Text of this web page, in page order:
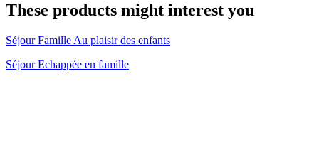
These products might interest you
Séjour Famille Au plaisir des enfants
Séjour Echappée en famille